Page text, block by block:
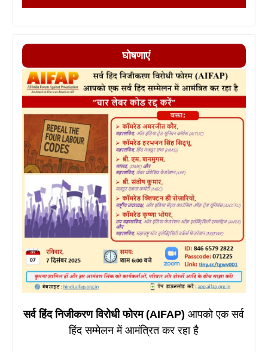
घोषणाएं
सर्व हिंद निजीकरण विरोधी फोरम (AIFAP)आपको एक सर्व
हिंद सम्मेलन में आमंत्रित कर रहा है